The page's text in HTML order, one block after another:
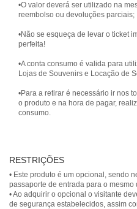
•O valor deverá ser utilizado na
reembolso ou devoluções parciais;
•Não se esqueça de levar o ticket
perfeita!
•A conta consumo é valida para
Lojas de Souvenirs e Locação de
•Para a retirar é necessário ir nos
o produto e na hora de pagar,
consumo.
RESTRIÇÕES
• Este produto é um opcional, sendo
passaporte de entrada para o mesmo
• Ao adquirir o opcional o visitante
de segurança estabelecidos, assim